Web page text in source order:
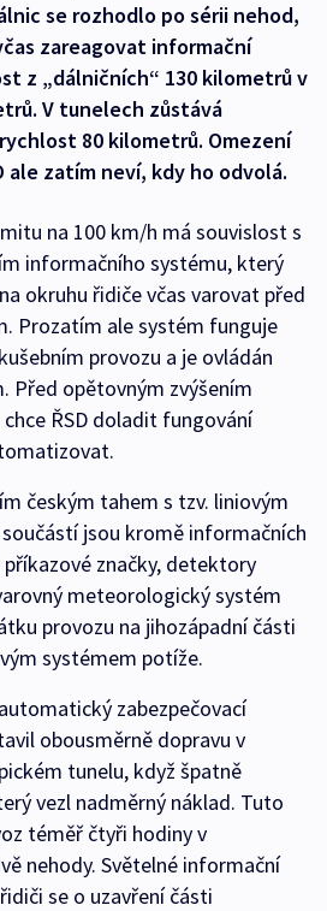
se rozhodlo po sérii nehod,
zareagovat informační
z „dálničních“ 130 kilometrů v
V tunelech zůstává
80 kilometrů. Omezení
ale zatím neví, kdy ho odvolá.
na 100 km/h má souvislost s
informačního systému, který
okruhu řidiče včas varovat před
Prozatím ale systém funguje
provozu a je ovládán
Před opětovným zvýšením
ŘSD doladit fungování
českým tahem s tzv. liniovým
jsou kromě informačních
značky, detektory
meteorologický systém
provozu na jihozápadní části
systémem potíže.
zabezpečovací
obousměrně dopravu v
tunelu, když špatně
vezl nadměrný náklad. Tuto
téměř čtyři hodiny v
nehody. Světelné informační
se o uzavření části